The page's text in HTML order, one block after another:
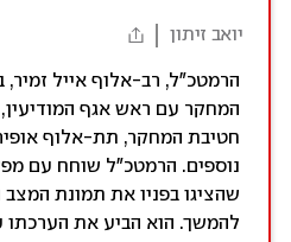
יואב זיתון
הרמטכ"ל, רב-אלוף אייל
המחקר עם ראש אגף
חטיבת המחקר, תת-אלוף אופיר
נוספים. הרמטכ״ל שוחח עם
שהציגו בפניו את תמונת המצב
להמשך. הוא הביע את הערכתו